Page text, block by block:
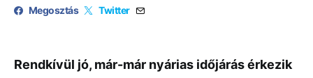
Megosztás Twitter
Rendkívül jó, már-már nyárias időjárás érkezik